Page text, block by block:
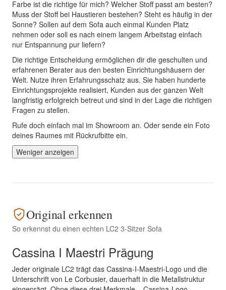
Farbe ist die richtige für mich? Welcher Stoff passt am besten?
Muss der Stoff bei Haustieren bestehen? Steht es häufig in der
Sonne? Sollen auf dem Sofa auch einmal Kunden Platz
nehmen oder soll es nach einem langem Arbeitstag einfach
nur Entspannung pur liefern?
Die richtige Entscheidung ermöglichen dir die geschulten und
erfahrenen Berater aus den besten Einrichtungshäusern der
Welt. Nutze ihren Erfahrungsschatz aus. Sie haben hunderte
Einrichtungsprojekte realisiert, Kunden aus der ganzen Welt
langfristig erfolgreich betreut und sind in der Lage die richtigen
Fragen zu stellen.
Rufe doch einfach mal im Showroom an. Oder sende ein Foto
deines Raumes mit Rückrufbitte ein.
Weniger anzeigen
Original erkennen
So erkennst du einen echten LC2 3-Sitzer Sofa
Cassina I Maestri Prägung
Jeder originale LC2 trägt das Cassina-I-Maestri-Logo und die
Unterschrift von Le Corbusier, dauerhaft in die Metallstruktur